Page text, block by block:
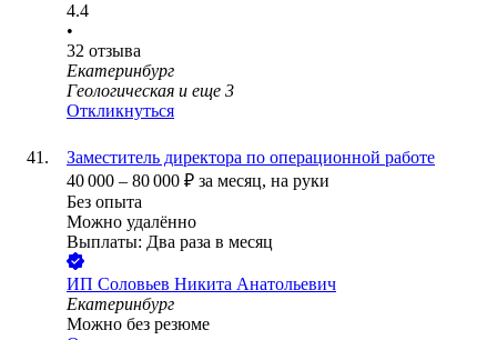
4.4
•
32 отзыва
Екатеринбург
Геологическая и еще 3
Откликнуться
Заместитель директора по операционной работе
40 000 – 80 000 ₽ за месяц, на руки
Без опыта
Можно удалённо
Выплаты: Два раза в месяц
ИП Соловьев Никита Анатольевич
Екатеринбург
Можно без резюме